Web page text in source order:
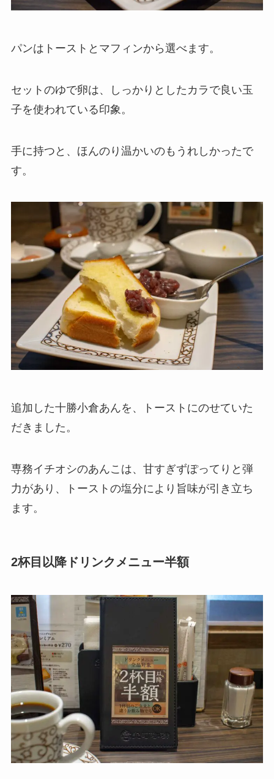
パンはトーストとマフィンから選べます。
セットのゆで卵は、しっかりとしたカラで良い玉
子を使われている印象。
手に持つと、ほんのり温かいのもうれしかったで
す。
追加した十勝小倉あんを、トーストにのせていた
だきました。
専務イチオシのあんこは、甘すぎずぽってりと弾
力があり、トーストの塩分により旨味が引き立ち
ます。
2杯目以降ドリンクメニュー半額